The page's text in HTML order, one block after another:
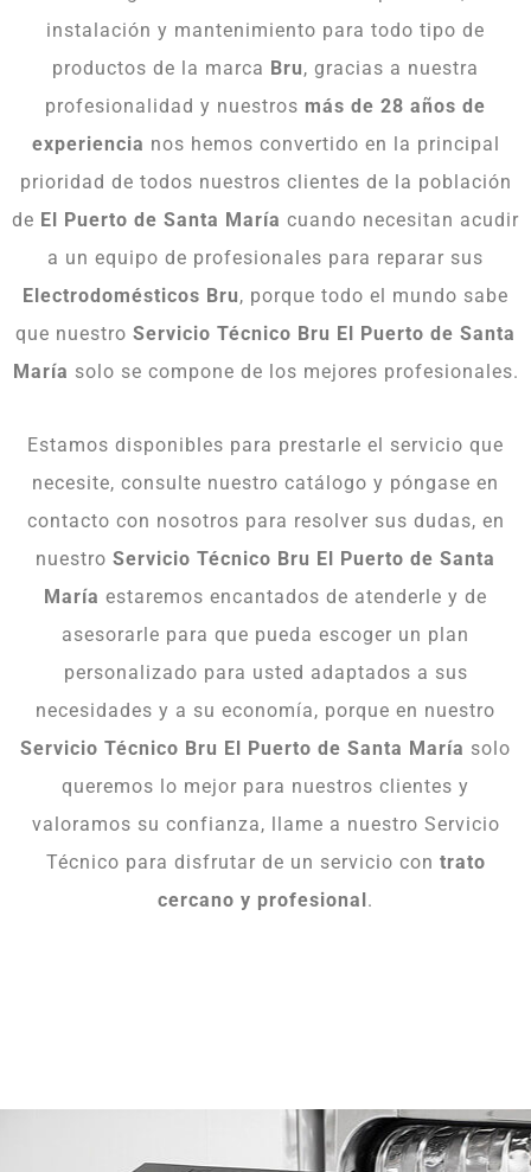
instalación y mantenimiento para todo tipo de
productos de la marca Bru, gracias a nuestra
profesionalidad y nuestros más de 28 años de
experiencia nos hemos convertido en la principal
prioridad de todos nuestros clientes de la población
de El Puerto de Santa María cuando necesitan acudir
a un equipo de profesionales para reparar sus
Electrodomésticos Bru, porque todo el mundo sabe
que nuestro Servicio Técnico Bru El Puerto de Santa
María solo se compone de los mejores profesionales.
Estamos disponibles para prestarle el servicio que
necesite, consulte nuestro catálogo y póngase en
contacto con nosotros para resolver sus dudas, en
nuestro Servicio Técnico Bru El Puerto de Santa
María estaremos encantados de atenderle y de
asesorarle para que pueda escoger un plan
personalizado para usted adaptados a sus
necesidades y a su economía, porque en nuestro
Servicio Técnico Bru El Puerto de Santa María solo
queremos lo mejor para nuestros clientes y
valoramos su confianza, llame a nuestro Servicio
Técnico para disfrutar de un servicio con trato
cercano y profesional.